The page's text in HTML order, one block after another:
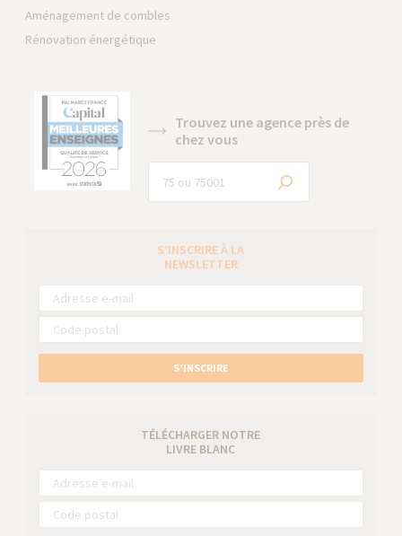
Aménagement de combles
Rénovation énergétique
Trouvez une agence près de
chez vous
S’INSCRIRE À LA
NEWSLETTER
S’INSCRIRE
TÉLÉCHARGER NOTRE
LIVRE BLANC